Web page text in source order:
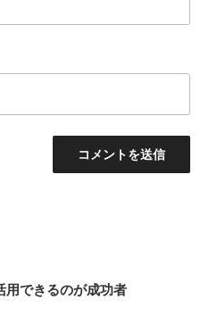
できるのが成功者